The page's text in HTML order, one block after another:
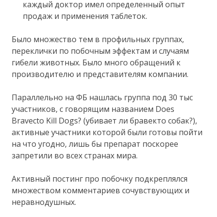
каждый доктор имел определенный опыт
продаж и применения таблеток.
Было множество тем в профильных группах,
переклички по побочным эффектам и случаям
гибели животных. Было много обращений к
производителю и представителям компании.
Параллельно на ФБ нашлась группа под 30 тыс
участников, с говорящим названием Does
Bravecto Kill Dogs? (убивает ли бравекто собак?),
активные участники которой были готовы пойти
на что угодно, лишь бы препарат поскорее
запретили во всех странах мира.
Активный постинг про побочку подкреплялся
множеством комментариев сочувствующих и
неравнодушных.